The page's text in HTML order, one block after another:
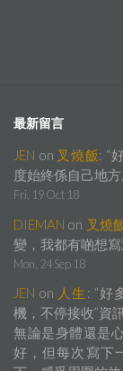
最新留言
JEN on 叉燒飯: “
度始終係自己地方
Fri, 19 Oct 18
DIEMAN on 叉燒
變，我都有啲想寫
Mon, 24 Sep 18
JEN on 人生 : “好
機，不停接收”資
無論是身體還是
好，但每次寫下